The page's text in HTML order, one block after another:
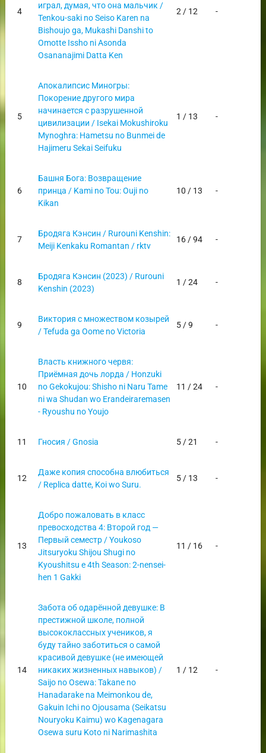
4
играл, думая, что она мальчик /
Tenkou-saki no Seiso Karen na
Bishoujo ga, Mukashi Danshi to
Omotte Issho ni Asonda
Osananajimi Datta Ken
2 / 12 -
5
Апокалипсис Миногры:
Покорение другого мира
начинается с разрушенной
цивилизации / Isekai Mokushiroku
Mynoghra: Hametsu no Bunmei de
Hajimeru Sekai Seifuku
1 / 13 -
6
Башня Бога: Возвращение
принца / Kami no Tou: Ouji no
Kikan
10 / 13 -
7
Бродяга Кэнсин / Rurouni Kenshin:
Meiji Kenkaku Romantan / rktv
16 / 94 -
8
Бродяга Кэнсин (2023) / Rurouni
Kenshin (2023)
1 / 24 -
9
Виктория с множеством козырей
/ Tefuda ga Oome no Victoria
5 / 9 -
10
Власть книжного червя:
Приёмная дочь лорда / Honzuki
no Gekokujou: Shisho ni Naru Tame
ni wa Shudan wo Erandeiraremasen
- Ryoushu no Youjo
11 / 24 -
11 Гносия / Gnosia 5 / 21 -
12
Даже копия способна влюбиться
/ Replica datte, Koi wo Suru.
5 / 13 -
13
Добро пожаловать в класс
превосходства 4: Второй год —
Первый семестр / Youkoso
Jitsuryoku Shijou Shugi no
Kyoushitsu e 4th Season: 2-nensei-
hen 1 Gakki
11 / 16 -
14
Забота об одарённой девушке: В
престижной школе, полной
высококлассных учеников, я
буду тайно заботиться о самой
красивой девушке (не имеющей
никаких жизненных навыков) /
Saijo no Osewa: Takane no
Hanadarake na Meimonkou de,
Gakuin Ichi no Ojousama (Seikatsu
Nouryoku Kaimu) wo Kagenagara
Osewa suru Koto ni Narimashita
1 / 12 -